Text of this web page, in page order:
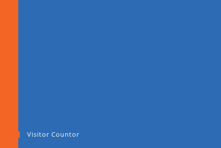
Visitor Countor